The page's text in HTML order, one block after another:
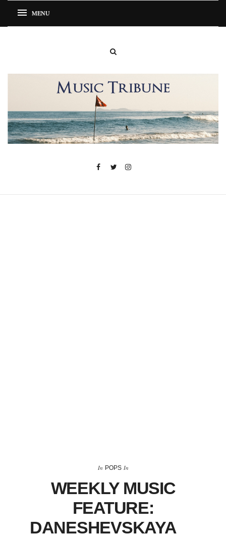
In POPS In
WEEKLY MUSIC
FEATURE:
DANESHEVSKAYA